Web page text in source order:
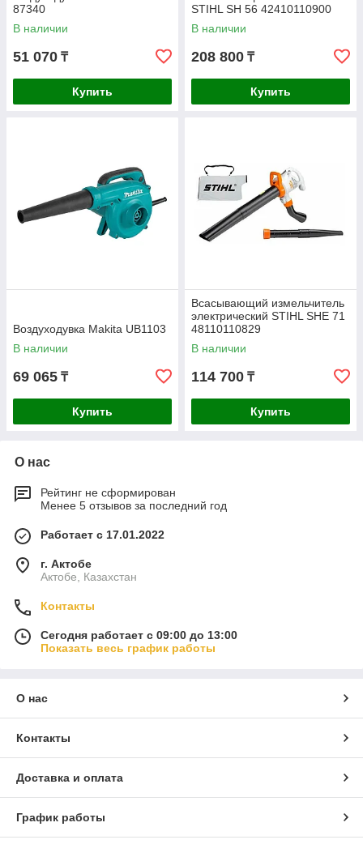
87340
В наличии
51 070 ₸
Купить
STIHL SH 56 42410110900
В наличии
208 800 ₸
Купить
Воздуходувка Makita UB1103
В наличии
69 065 ₸
Купить
Всасывающий измельчитель
электрический STIHL SHE 71
48110110829
В наличии
114 700 ₸
Купить
О нас
Рейтинг не сформирован
Менее 5 отзывов за последний год
Работает с 17.01.2022
г. Актобе
Актобе, Казахстан
Контакты
Сегодня работает с 09:00 до 13:00
Показать весь график работы
О нас
Контакты
Доставка и оплата
График работы